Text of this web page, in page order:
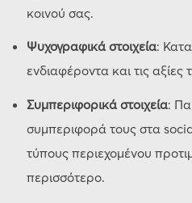
κοινού σας.
Ψυχογραφικά στοιχεία:
ενδιαφέροντα και τις αξίες
Συμπεριφορικά στοιχεία:
συμπεριφορά τους στα
τύπους περιεχομένου
περισσότερο.